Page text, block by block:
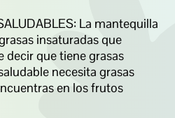
La mantequilla
insaturadas que
decir que tiene grasas
necesita grasas
en los frutos